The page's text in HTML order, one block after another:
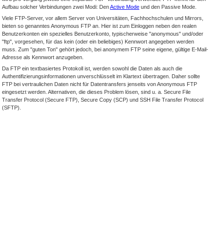
Aufbau solcher Verbindungen zwei Modi: DenActive Mode und den Passive Mode.
Viele FTP-Server, vor allem Server von Universitäten, Fachhochschulen und Mirrors,
bieten so genanntes Anonymous FTP an. Hier ist zum Einloggen neben den realen
Benutzerkonten ein spezielles Benutzerkonto, typischerweise "anonymous" und/oder
"ftp", vorgesehen, für das kein (oder ein beliebiges) Kennwort angegeben werden
muss. Zum "guten Ton" gehört jedoch, bei anonymem FTP seine eigene, gültige E-Mail-
Adresse als Kennwort anzugeben.
Da FTP ein textbasiertes Protokoll ist, werden sowohl die Daten als auch die
Authentifizierungsinformationen unverschlüsselt im Klartext übertragen. Daher sollte
FTP bei vertraulichen Daten nicht für Datentransfers jenseits von Anonymous FTP
eingesetzt werden. Alternativen, die dieses Problem lösen, sind u. a. Secure File
Transfer Protocol (Secure FTP), Secure Copy (SCP) und SSH File Transfer Protocol
(SFTP).